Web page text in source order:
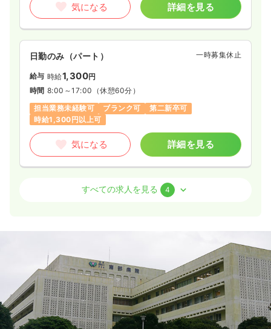
気になる 詳細を見る
日勤のみ（パート） 一時募集休止
給与 時給1,300円
時間 8:00～17:00 （休憩60分）
担当業務未経験可
ブランク可
第二新卒可
時給1,300円以上可
気になる 詳細を見る
正・准看護師
8:30～17:30
日祝休み
4週8休以上 ブランク可
第二新卒可
月給27万円以上可
気になる 詳細を見る
すべての求人を見る 4